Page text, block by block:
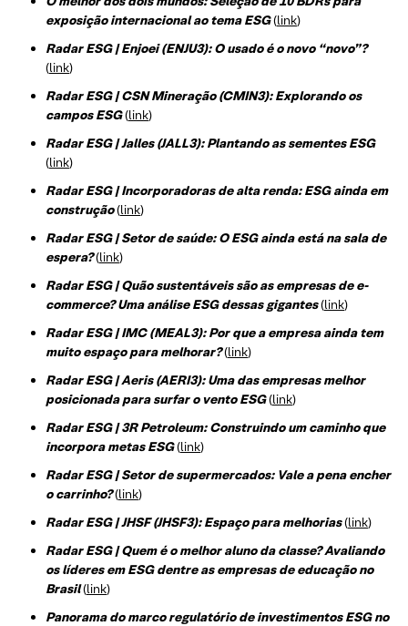
exposição internacional ao tema ESG(link)
Radar ESG | Enjoei (ENJU3): O usado é o novo “novo”?
(link)
Radar ESG | CSN Mineração (CMIN3): Explorando os
campos ESG(link)
Radar ESG | Jalles (JALL3): Plantando as sementes ESG
(link)
Radar ESG | Incorporadoras de alta renda: ESG ainda em
construção(link)
Radar ESG | Setor de saúde: O ESG ainda está na sala de
espera?(link)
Radar ESG | Quão sustentáveis são as empresas de e-
commerce? Uma análise ESG dessas gigantes(link)
Radar ESG | IMC (MEAL3): Por que a empresa ainda tem
muito espaço para melhorar?(link)
Radar ESG | Aeris (AERI3): Uma das empresas melhor
posicionada para surfar o vento ESG(link)
Radar ESG | 3R Petroleum: Construindo um caminho que
incorpora metas ESG(link)
Radar ESG | Setor de supermercados: Vale a pena encher
o carrinho?(link)
Radar ESG | JHSF (JHSF3): Espaço para melhorias(link)
Radar ESG | Quem é o melhor aluno da classe? Avaliando
os líderes em ESG dentre as empresas de educação no
Brasil(link)
Panorama do marco regulatório de investimentos ESG no